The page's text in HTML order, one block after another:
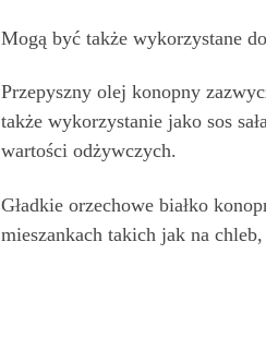
Mogą być także wykorzystane
Przepyszny olej konopny
także wykorzystanie jako sos
wartości odżywczych.
Gładkie orzechowe białko
mieszankach takich jak na